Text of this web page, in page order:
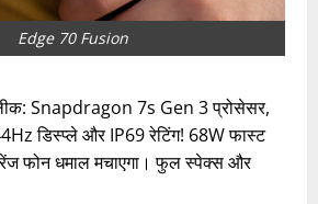
Edge 70 Fusion
Snapdragon 7s Gen 3 प्रोसेसर,
डिस्प्ले और IP69 रेटिंग! 68W फास्ट
रेंज फोन धमाल मचाएगा। फुल स्पेक्स और